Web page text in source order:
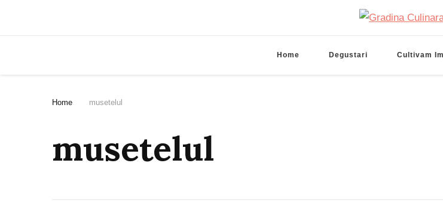
Home Degustari Cultivam
Home musetelul
musetelul